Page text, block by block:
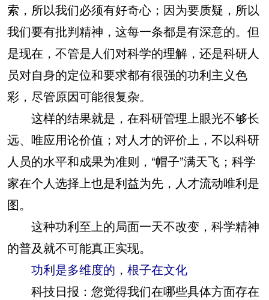
索，所以我们必须有好奇心；因为要质疑，所以
我们要有批判精神，这每一条都是有深意的。但
是现在，不管是人们对科学的理解，还是科研人
员对自身的定位和要求都有很强的功利主义色
彩，尽管原因可能很复杂。
这样的结果就是，在科研管理上眼光不够长
远、唯应用论价值；对人才的评价上，不以科研
人员的水平和成果为准则，“帽子”满天飞；科学
家在个人选择上也是利益为先，人才流动唯利是
图。
这种功利至上的局面一天不改变，科学精神
的普及就不可能真正实现。
功利是多维度的，根子在文化
科技日报：您觉得我们在哪些具体方面存在